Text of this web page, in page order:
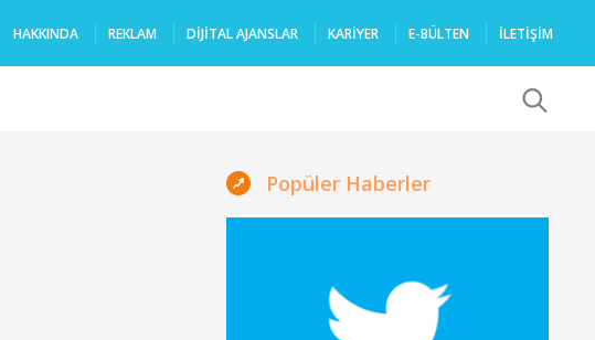
HAKKINDA REKLAM DIJITAL AJANSLAR KARIYER E-BÜLTEN İLETİŞİM
Popüler Haberler